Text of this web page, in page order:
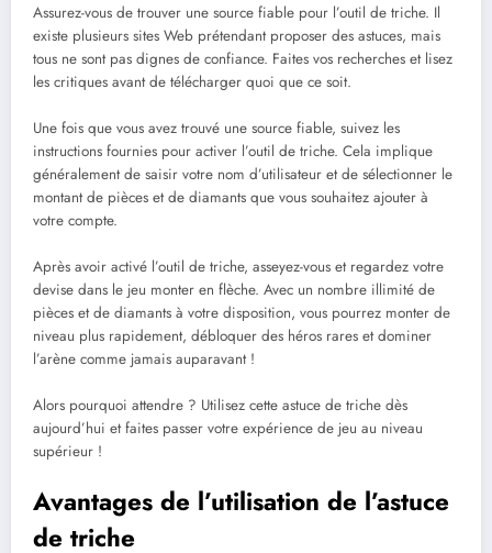
Assurez-vous de trouver une source fiable pour l’outil de triche. Il
existe plusieurs sites Web prétendant proposer des astuces, mais
tous ne sont pas dignes de confiance. Faites vos recherches et lisez
les critiques avant de télécharger quoi que ce soit.
Une fois que vous avez trouvé une source fiable, suivez les
instructions fournies pour activer l’outil de triche. Cela implique
généralement de saisir votre nom d’utilisateur et de sélectionner le
montant de pièces et de diamants que vous souhaitez ajouter à
votre compte.
Après avoir activé l’outil de triche, asseyez-vous et regardez votre
devise dans le jeu monter en flèche. Avec un nombre illimité de
pièces et de diamants à votre disposition, vous pourrez monter de
niveau plus rapidement, débloquer des héros rares et dominer
l’arène comme jamais auparavant !
Alors pourquoi attendre ? Utilisez cette astuce de triche dès
aujourd’hui et faites passer votre expérience de jeu au niveau
supérieur !
Avantages de l’utilisation de l’astuce
de triche